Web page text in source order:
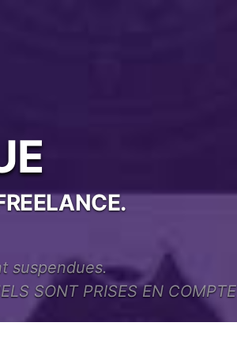
suspendues.
SONT PRISES EN COMPTE